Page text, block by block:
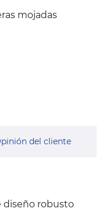
mojadas
del cliente
diseño robusto